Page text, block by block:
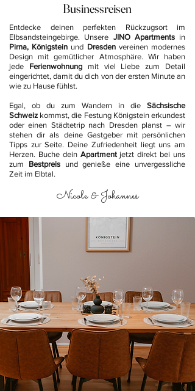
Businessreisen
Entdecke deinen perfekten Rückzugsort im
Elbsandsteingebirge. Unsere JINO Apartmentsin
Pirna, Königstein und Dresdenvereinen modernes
Design mit gemütlicher Atmosphäre. Wir haben
jede Ferienwohnungmit viel Liebe zum Detail
eingerichtet, damit du dich von der ersten Minute an
wie zu Hause fühlst.
Egal, ob du zum Wandern in die Sächsische
Schweiz kommst, die Festung Königstein erkundest
oder einen Städtetrip nach Dresden planst – wir
stehen dir als deine Gastgeber mit persönlichen
Tipps zur Seite. Deine Zufriedenheit liegt uns am
Herzen. Buche dein Apartmentjetzt direkt bei uns
zum Bestpreisund genieße eine unvergessliche
Zeit im Elbtal.
Nicole & Johannes